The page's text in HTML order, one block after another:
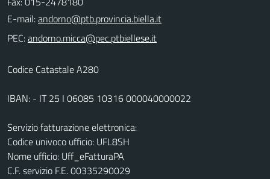
E-mail:
PEC:
Codice Catastale A280
IBAN: - IT 25 I 06085 10316 000040000022
Servizio fatturazione elettronica:
Codice univoco ufficio: UFL8SH
Nome ufficio: Uff_eFatturaPA
C.F. servizio F.E. 00335290029